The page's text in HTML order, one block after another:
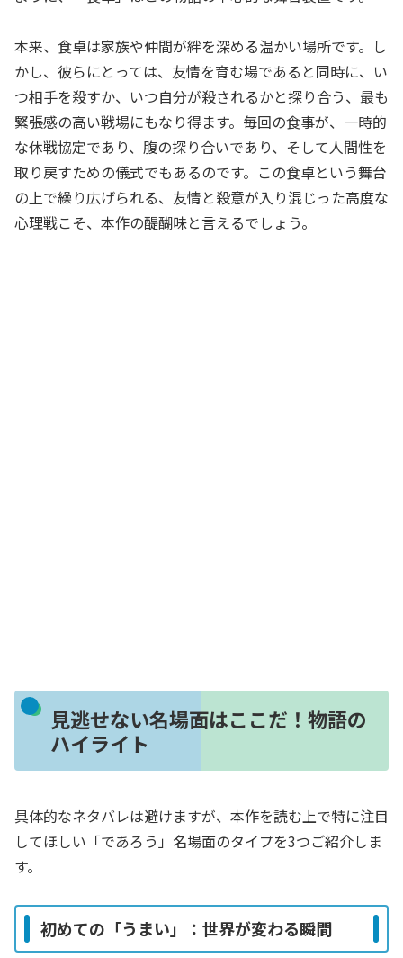
本来、食卓は家族や仲間が絆を深める温かい場所です。し
かし、彼らにとっては、友情を育む場であると同時に、い
つ相手を殺すか、いつ自分が殺されるかと探り合う、最も
緊張感の高い戦場にもなり得ます。毎回の食事が、一時的
な休戦協定であり、腹の探り合いであり、そして人間性を
取り戻すための儀式でもあるのです。この食卓という舞台
の上で繰り広げられる、友情と殺意が入り混じった高度な
心理戦こそ、本作の醍醐味と言えるでしょう。
見逃せない名場面はここだ！物語の
ハイライト
具体的なネタバレは避けますが、本作を読む上で特に注目
してほしい「であろう」名場面のタイプを3つご紹介しま
す。
初めての「うまい」：世界が変わる瞬間